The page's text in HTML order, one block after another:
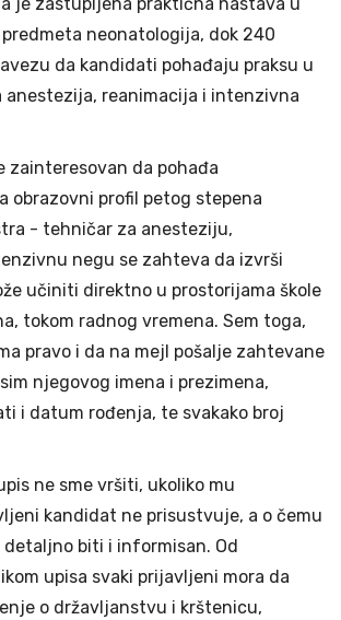
neonatologija, dok 240
da kandidati pohađaju praksu u
anestezija, reanimacija i intenzivna
zainteresovan da pohađa
obrazovni profil petog stepena
- tehničar za anesteziju,
negu se zahteva da izvrši
učiniti direktno u prostorijama škole
tokom radnog vremena. Sem toga,
pravo i da na mejl pošalje zahtevane
njegovog imena i prezimena,
i datum rođenja, te svakako broj
ne sme vršiti, ukoliko mu
kandidat ne prisustvuje, a o čemu
biti i informisan. Od
upisa svaki prijavljeni mora da
o državljanstvu i krštenicu,